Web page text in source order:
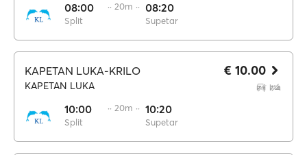
08:00
Split
·· 20m ·· 08:20
Supetar
KAPETAN LUKA-KRILO
KAPETAN LUKA
10:00
Split
·· 20m ·· 10:20
Supetar
€ 10.00